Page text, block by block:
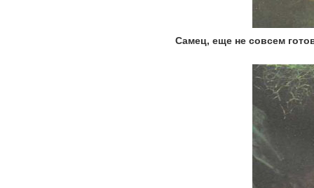
Самец, еще не совсем